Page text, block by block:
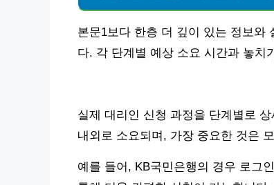
본문1보다 한층 더 깊이 있는 정보와
다. 각 단계별 예상 소요 시간과 놓치
실제 대리인 신청 과정을 단계별로
내외로 소요되며, 가장 중요한 것은
예를 들어, KB국민은행의 경우 로그